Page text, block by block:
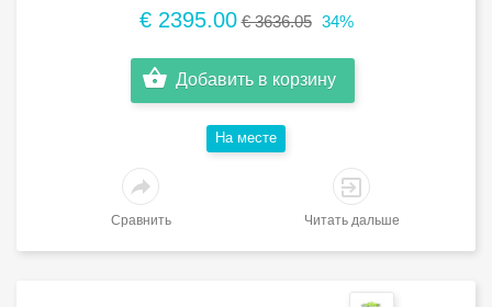
€ 2395.00 € 3636.05 34%
Добавить в корзину
Hа месте
Сравнить Читать дальше